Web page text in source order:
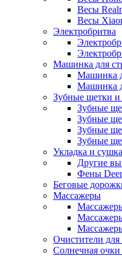
Весы
Весы
Электробритва
Машинка для
Машинка
Машинка
Зубные щетки и
Зубные
Зубные
Зубные
Зубные
Укладка и
Другие
Фены
Беговые
Массажеры
Очистители для
Солнечная